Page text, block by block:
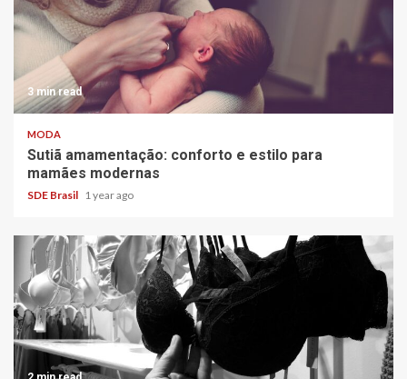
3 min read
MODA
Sutiã amamentação: conforto e estilo para
mamães modernas
SDE Brasil 1 year ago